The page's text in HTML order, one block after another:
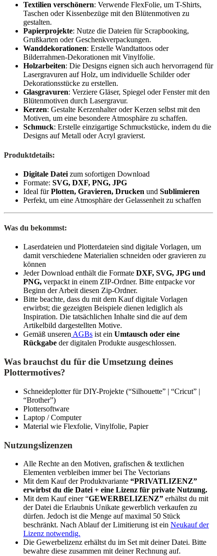
Textilien verschönern: Verwende FlexFolie, um T-Shirts,
Taschen oder Kissenbezüge mit den Blütenmotiven zu
gestalten.
Papierprojekte: Nutze die Dateien für Scrapbooking,
Grußkarten oder Geschenkverpackungen.
Wanddekorationen: Erstelle Wandtattoos oder
Bilderrahmen-Dekorationen mit Vinylfolie.
Holzarbeiten: Die Designs eignen sich auch hervorragend für
Lasergravuren auf Holz, um individuelle Schilder oder
Dekorationsstücke zu erstellen.
Glasgravuren: Verziere Gläser, Spiegel oder Fenster mit den
Blütenmotiven durch Lasergravur.
Kerzen: Gestalte Kerzenhalter oder Kerzen selbst mit den
Motiven, um eine besondere Atmosphäre zu schaffen.
Schmuck: Erstelle einzigartige Schmuckstücke, indem du die
Designs auf Metall oder Acryl gravierst.
Produktdetails:
Digitale Datei zum sofortigen Download
Formate: SVG, DXF, PNG, JPG
Ideal fürPlotten, Gravieren, Drucken und Sublimieren
Perfekt, um eine Atmosphäre der Gelassenheit zu schaffen
Was du bekommst:
Laserdateien und Plotterdateien sind digitale Vorlagen, um
damit verschiedene Materialien schneiden oder gravieren zu
können
Jeder Download enthält die Formate DXF, SVG, JPG und
PNG, verpackt in einem ZIP-Ordner. Bitte entpacke vor
Beginn der Arbeit diesen Zip-Ordner.
Bitte beachte, dass du mit dem Kauf digitale Vorlagen
erwirbst; die gezeigten Beispiele dienen lediglich als
Inspiration. Die tatsächlichen Inhalte sind die auf dem
Artikelbild dargestellten Motive.
Gemäß unseren AGBs ist ein Umtausch oder eine
Rückgabe der digitalen Produkte ausgeschlossen.
Was brauchst du für die Umsetzung deines
Plottermotives?
Schneideplotter für DIY-Projekte (“Silhouette” | “Cricut” |
“Brother”)
Plottersoftware
Laptop / Computer
Material wie Flexfolie, Vinylfolie, Papier
Nutzungslizenzen
Alle Rechte an den Motiven, grafischen & textlichen
Elementen verbleiben immer bei The Vectorians
Mit dem Kauf der Produktvariante “PRIVATLIZENZ”
erwirbst du die Datei + eine Lizenz für private Nutzung.
Mit dem Kauf einer “GEWERBELIZENZ” erhältst du mit
der Datei die Erlaubnis Unikate gewerblich verkaufen zu
dürfen. Jedoch ist die Menge auf maximal 50 Stück
beschränkt. Nach Ablauf der Limitierung ist ein Neukauf der
Lizenz notwendig.
Die Gewerbelizenz erhältst du im Set mit deiner Datei. Bitte
bewahre diese zusammen mit deiner Rechnung auf.